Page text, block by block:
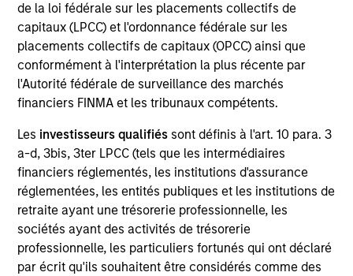
de la loi fédérale sur les placements collectifs de
capitaux (LPCC) et l'ordonnance fédérale sur les
placements collectifs de capitaux (OPCC) ainsi que
conformément à l'interprétation la plus récente par
l'Autorité fédérale de surveillance des marchés
financiers FINMA et les tribunaux compétents.
Les investisseurs qualifiés sont définis à l'art. 10 para. 3
a-d, 3bis, 3ter LPCC (tels que les intermédiaires
financiers réglementés, les institutions d'assurance
réglementées, les entités publiques et les institutions de
retraite ayant une trésorerie professionnelle, les
sociétés ayant des activités de trésorerie
professionnelle, les particuliers fortunés qui ont déclaré
par écrit qu'ils souhaitent être considérés comme des
Transaction Type
Follow-On
Realization Date
Jan 1998
Develops network management software.
Investment Team
Morgan Stanley Expansion Capital